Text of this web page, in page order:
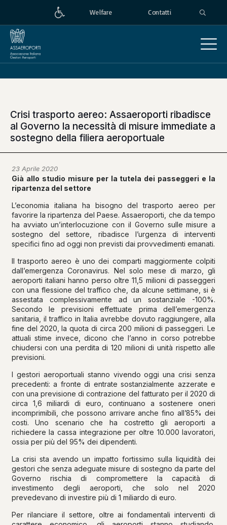
Welfare Contatti
Crisi trasporto aereo: Assaeroporti ribadisce
al Governo la necessità di misure immediate a
sostegno della filiera aeroportuale
23 Aprile 2020
Già allo studio misure per la tutela dei passeggeri e la
ripartenza del settore
L’economia italiana ha bisogno del trasporto aereo per
favorire la ripartenza del Paese. Assaeroporti, che da tempo
ha avviato un’interlocuzione con il Governo sulle misure a
sostegno del settore, ribadisce l’urgenza di interventi
specifici fino ad oggi non previsti dai provvedimenti emanati.
Il trasporto aereo è uno dei comparti maggiormente colpiti
dall’emergenza Coronavirus. Nel solo mese di marzo, gli
aeroporti italiani hanno perso oltre 11,5 milioni di passeggeri
con una flessione del traffico che, da alcune settimane, si è
assestata complessivamente ad un sostanziale -100%.
Secondo le previsioni effettuate prima dell’emergenza
sanitaria, il traffico in Italia avrebbe dovuto raggiungere, alla
fine del 2020, la quota di circa 200 milioni di passeggeri. Le
attuali stime invece, dicono che l’anno in corso potrebbe
chiudersi con una perdita di 120 milioni di unità rispetto alle
previsioni.
I gestori aeroportuali stanno vivendo oggi una crisi senza
precedenti: a fronte di entrate sostanzialmente azzerate e
con una previsione di contrazione del fatturato per il 2020 di
circa 1,6 miliardi di euro, continuano a sostenere oneri
incomprimibili, che possono arrivare anche fino all’85% dei
costi. Uno scenario che ha costretto gli aeroporti a
richiedere la cassa integrazione per oltre 10.000 lavoratori,
ossia per più del 95% dei dipendenti.
La crisi sta avendo un impatto fortissimo sulla liquidità dei
gestori che senza adeguate misure di sostegno da parte del
Governo rischia di compromettere la capacità di
investimento degli aeroporti, che solo nel 2020
prevedevano di investire più di 1 miliardo di euro.
Per rilanciare il settore, oltre ai fondamentali interventi di